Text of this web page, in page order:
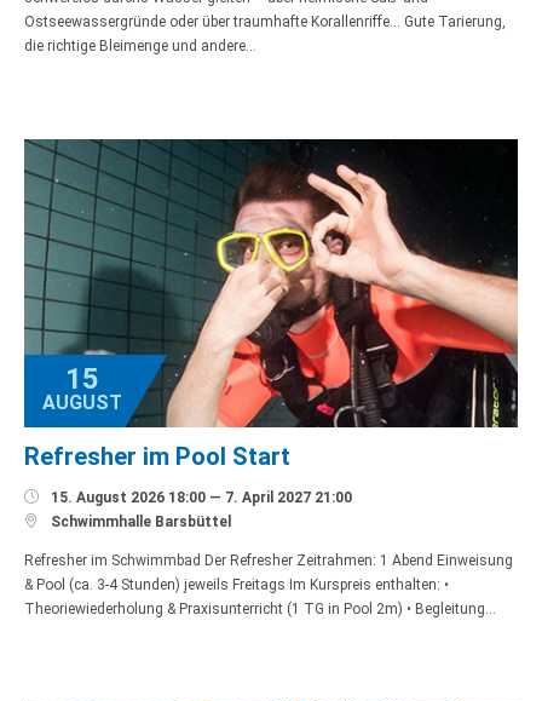
Ostseewassergründe oder über traumhafte Korallenriffe… Gute Tarierung,
die richtige Bleimenge und andere…
15
AUGUST
Refresher im Pool Start
 15. August 2026 18:00 — 7. April 2027 21:00
 Schwimmhalle Barsbüttel
Refresher im Schwimmbad Der Refresher Zeitrahmen: 1 Abend Einweisung
& Pool (ca. 3-4 Stunden) jeweils Freitags Im Kurspreis enthalten: •
Theoriewiederholung & Praxisunterricht (1 TG in Pool 2m) • Begleitung…